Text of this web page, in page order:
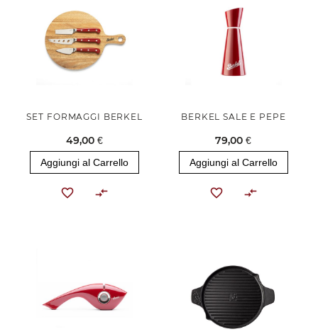
SET FORMAGGI BERKEL
49,00 €
Aggiungi al Carrello
BERKEL SALE E PEPE
79,00 €
Aggiungi al Carrello